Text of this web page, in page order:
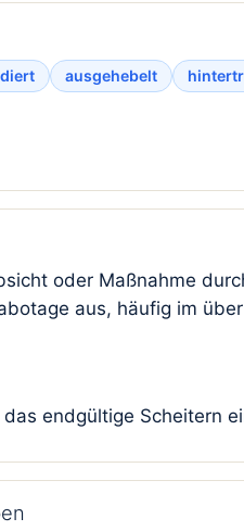
ausgehebelt
oder Maßnahme
aus, häufig im
endgültige Scheitern